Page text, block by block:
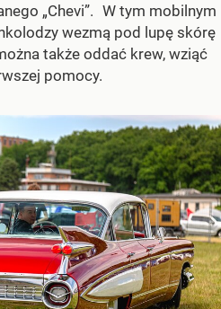
„Chevi”. W tym mobilnym
wezmą pod lupę skórę
także oddać krew, wziąć
pomocy.